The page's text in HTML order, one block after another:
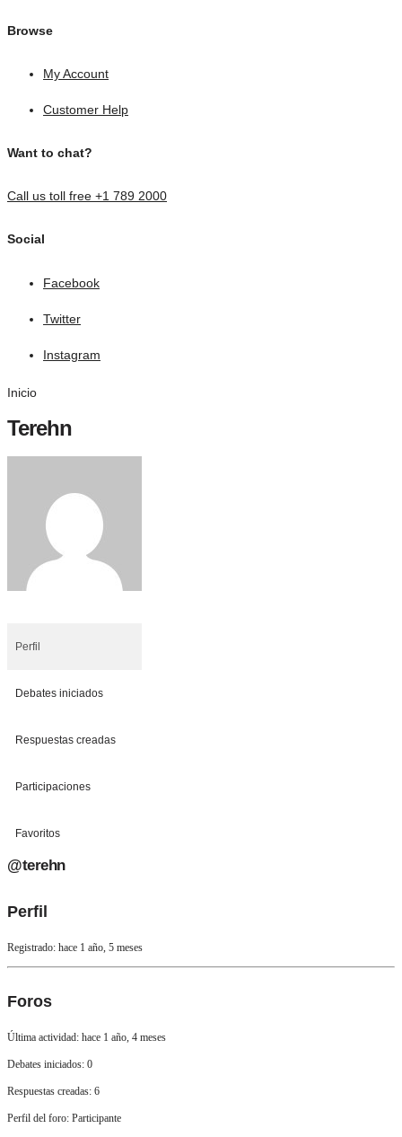
Browse
My Account
Customer Help
Want to chat?
Call us toll free +1 789 2000
Social
Facebook
Twitter
Instagram
Inicio
Terehn
Perfil
Debates iniciados
Respuestas creadas
Participaciones
Favoritos
@terehn
Perfil
Registrado: hace 1 año, 5 meses
Foros
Última actividad: hace 1 año, 4 meses
Debates iniciados: 0
Respuestas creadas: 6
Perfil del foro: Participante